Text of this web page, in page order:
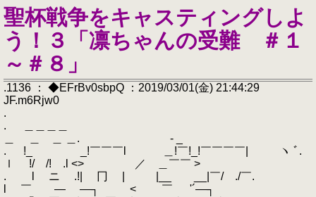
聖杯戦争をキャスティングしよ
う！３「凛ちゃんの受難 ＃１
～＃８」
.1136 ： ◆EFrBv0sbpQ ：2019/03/01(金) 21:44:29
JF.m6Rjw0
.
. ＿＿＿＿
＿ ＿ ＿ ＿. - _
. !_ _!￣￣￣l ＿!￣!_!￣￣￣￣| ヽ ﾞ.
ｌ !/ /! .l <> ／ ＿￣￣ >
. l ニ .!| 冂 | |__ __|￣/ ./￣.
l ￣ ― ―┐ < ￣ '´―┐